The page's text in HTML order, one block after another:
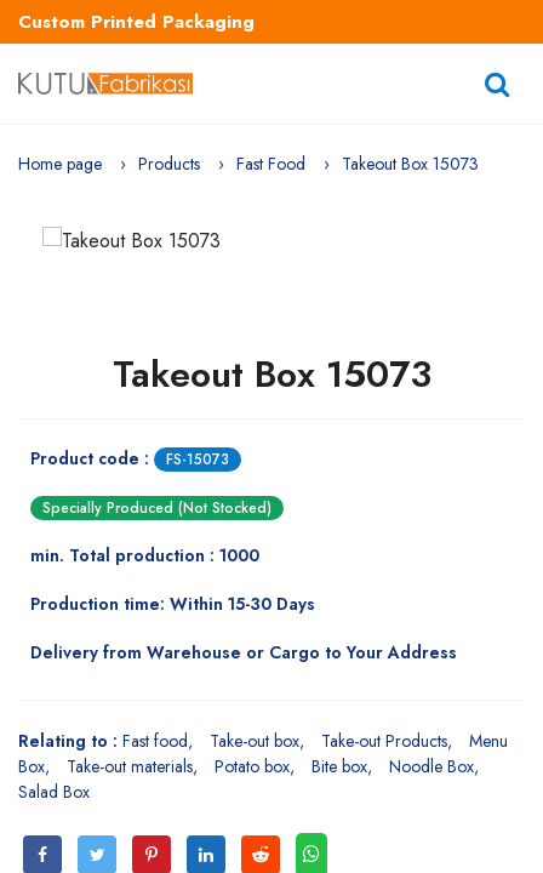
Custom Printed Packaging
Home page Products Fast Food Takeout Box 15073
Takeout Box 15073
Product code : FS-15073
Specially Produced (Not Stocked)
min. Total production : 1000
Production time: Within 15-30 Days
Delivery from Warehouse or Cargo to Your Address
Relating to : Fast food Take-out box Take-out Products
Menu
Box
Take-out materials Potato box Bite box
Noodle Box
Salad Box